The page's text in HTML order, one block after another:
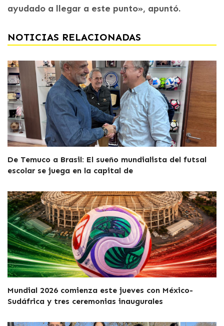
ayudado a llegar a este punto», apuntó.
NOTICIAS RELACIONADAS
De Temuco a Brasil: El sueño mundialista del futsal
escolar se juega en la capital de
Mundial 2026 comienza este jueves con México-
Sudáfrica y tres ceremonias inaugurales